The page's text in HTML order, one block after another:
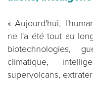
« Aujourd'hui,
ne l'a été tout au
biotechnologies,
climatique,
supervolcans,